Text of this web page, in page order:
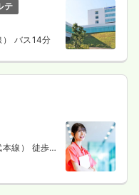
テ
バス14分
本線） 徒歩8